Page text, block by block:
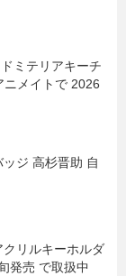
ミテリアキーチ
ニメイトで 2026
ジ 高杉晋助 自
リルキーホルダ
発売 で取扱中